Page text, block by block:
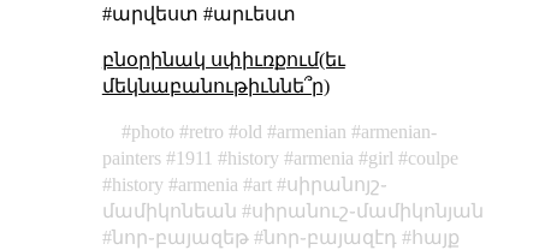
#արվեստ #արւեստ
բնօրինակ սփիւռքում(եւ
մեկնաբանութիւննե՞ր)
photo retro old armenian
armenian-
painters
1911 history armenia girl
coulpe
history
armenia art
սիրանոյշ֊
մամիկոնեան
սիրանուշ֊մամիկոնյան
նոր֊բայազեթ
նոր֊բայազէդ
հայք